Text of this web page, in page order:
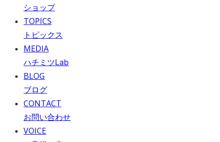
ショップ
TOPICS
トピックス
MEDIA
ハチミツLab
BLOG
ブログ
CONTACT
お問い合わせ
VOICE